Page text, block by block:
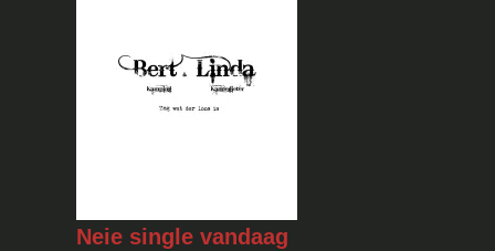
Neie single vandaag